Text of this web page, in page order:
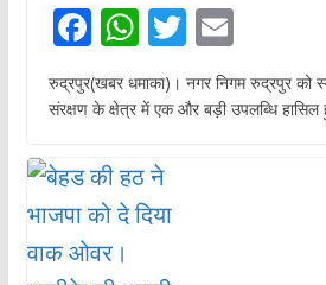
F
ac
e
o
o
k
W
h
at
A
p
T
w
itt
E
m
ai
रुद्रपुर(खबर धमाका)। नगर निगम रुद्रपुर को
संरक्षण के क्षेत्र में एक और बड़ी उपलब्धि हासिल